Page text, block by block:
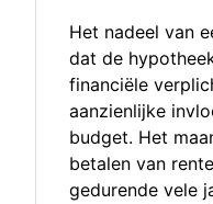
Het nadeel van
dat de
financiële
aanzienlijke
budget. Het
betalen van
gedurende vele